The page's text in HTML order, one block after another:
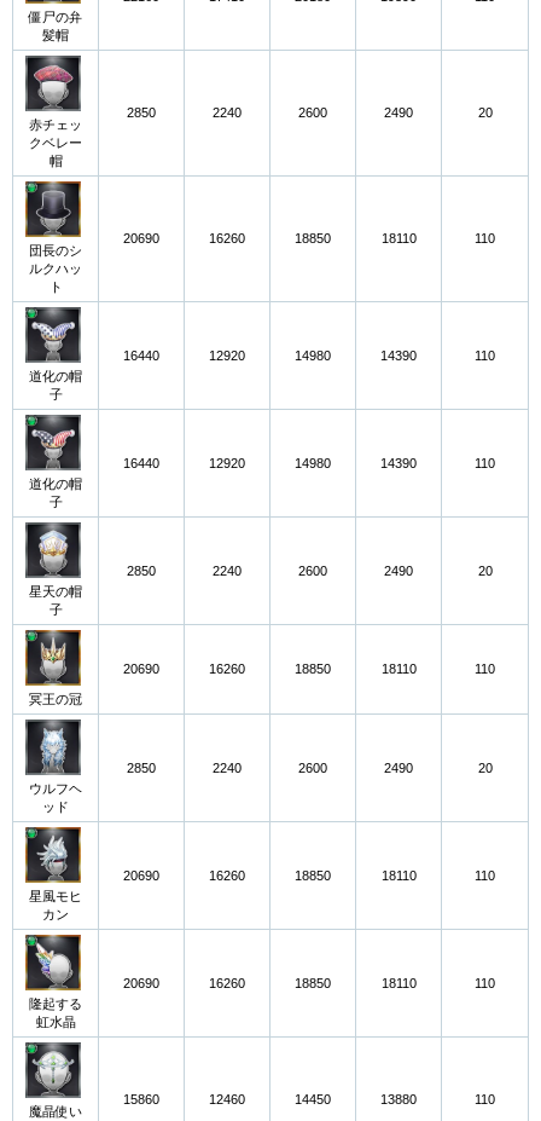
僵尸の弁
髪帽
赤チェッ
クベレー
帽
2850 2240 2600 2490 20
団長のシ
ルクハッ
ト
20690 16260 18850 18110 110
道化の帽
子
16440 12920 14980 14390 110
道化の帽
子
16440 12920 14980 14390 110
星天の帽
子
2850 2240 2600 2490 20
冥王の冠
20690 16260 18850 18110 110
ウルフヘ
ッド
2850 2240 2600 2490 20
星風モヒ
カン
20690 16260 18850 18110 110
隆起する
虹水晶
20690 16260 18850 18110 110
魔晶使い
15860 12460 14450 13880 110